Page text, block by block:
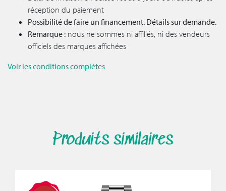
réception du paiement
Possibilité de faire un financement. Détails sur demande.
Remarque : nous ne sommes ni affiliés, ni des vendeurs
officiels des marques affichées
Voir les conditions complètes
Produits similaires